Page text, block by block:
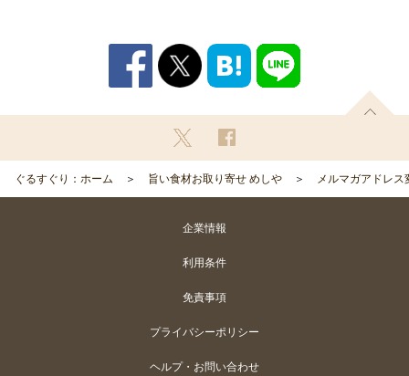
ぐるすぐり：ホーム 旨い食材お取り寄せ めしや メルマガアドレス
企業情報
利用条件
免責事項
プライバシーポリシー
ヘルプ・お問い合わせ